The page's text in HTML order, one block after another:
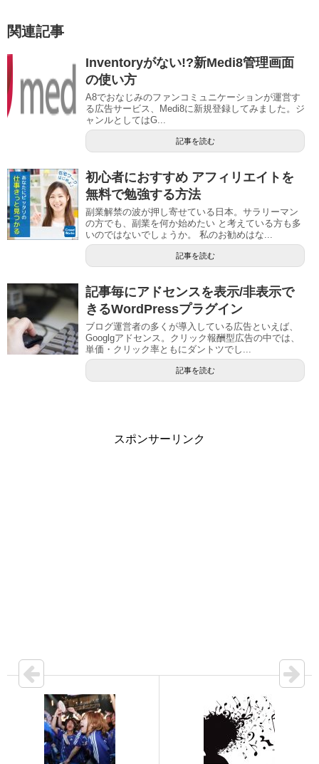
関連記事
Inventoryがない!?新Medi8管理画面
の使い方
A8でおなじみのファンコミュニケーションが運営す
る広告サービス、Medi8に新規登録してみました。ジ
ャンルとしてはG...
記事を読む
初心者におすすめ アフィリエイトを
無料で勉強する方法
副業解禁の波が押し寄せている日本。サラリーマン
の方でも、副業を何か始めたい と考えている方も多
いのではないでしょうか。 私のお勧めはな...
記事を読む
記事毎にアドセンスを表示/非表示で
きるWordPressプラグイン
ブログ運営者の多くが導入している広告といえば、
Googlgアドセンス。クリック報酬型広告の中では、
単価・クリック率ともにダントツでし...
記事を読む
スポンサーリンク